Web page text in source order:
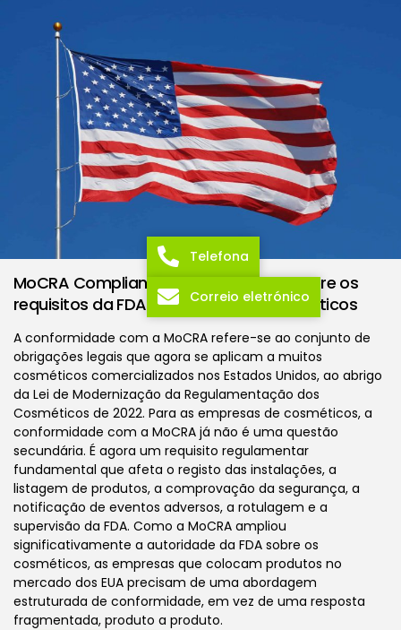
MoCRA Compliance: Guia completo sobre os
requisitos da FDA para produtos cosméticos
A conformidade com a MoCRA refere-se ao conjunto de
obrigações legais que agora se aplicam a muitos
cosméticos comercializados nos Estados Unidos, ao abrigo
da Lei de Modernização da Regulamentação dos
Cosméticos de 2022. Para as empresas de cosméticos, a
conformidade com a MoCRA já não é uma questão
secundária. É agora um requisito regulamentar
fundamental que afeta o registo das instalações, a
listagem de produtos, a comprovação da segurança, a
notificação de eventos adversos, a rotulagem e a
supervisão da FDA. Como a MoCRA ampliou
significativamente a autoridade da FDA sobre os
cosméticos, as empresas que colocam produtos no
mercado dos EUA precisam de uma abordagem
estruturada de conformidade, em vez de uma resposta
fragmentada, produto a produto.
Telefona
Correio eletrónico